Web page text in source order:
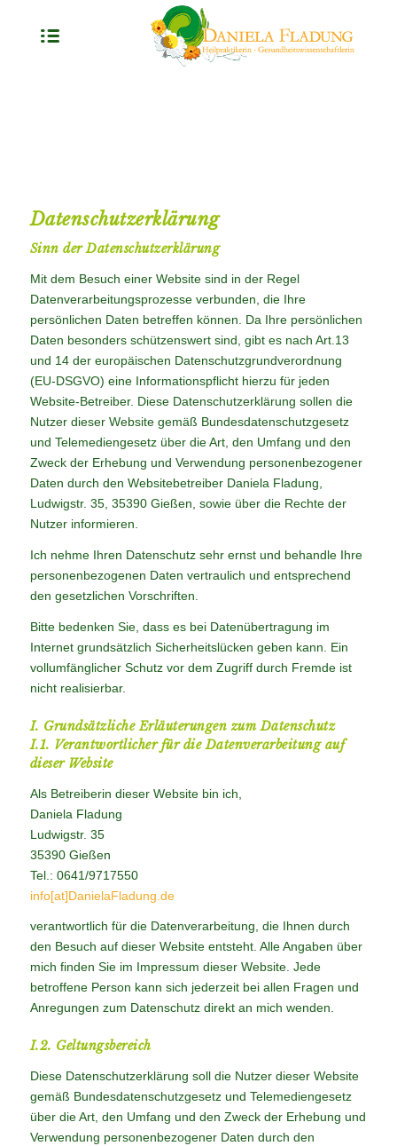
Datenschutzerklärung
Sinn der Datenschutzerklärung
Mit dem Besuch einer Website sind in der Regel
Datenverarbeitungsprozesse verbunden, die Ihre
persönlichen Daten betreffen können. Da Ihre persönlichen
Daten besonders schützenswert sind, gibt es nach Art.13
und 14 der europäischen Datenschutzgrundverordnung
(EU-DSGVO) eine Informationspflicht hierzu für jeden
Website-Betreiber. Diese Datenschutzerklärung sollen die
Nutzer dieser Website gemäß Bundesdatenschutzgesetz
und Telemediengesetz über die Art, den Umfang und den
Zweck der Erhebung und Verwendung personenbezogener
Daten durch den Websitebetreiber Daniela Fladung,
Ludwigstr. 35, 35390 Gießen, sowie über die Rechte der
Nutzer informieren.
Ich nehme Ihren Datenschutz sehr ernst und behandle Ihre
personenbezogenen Daten vertraulich und entsprechend
den gesetzlichen Vorschriften.
Bitte bedenken Sie, dass es bei Datenübertragung im
Internet grundsätzlich Sicherheitslücken geben kann. Ein
vollumfänglicher Schutz vor dem Zugriff durch Fremde ist
nicht realisierbar.
I. Grundsätzliche Erläuterungen zum Datenschutz
I.1. Verantwortlicher für die Datenverarbeitung auf
dieser Website
Als Betreiberin dieser Website bin ich,
Daniela Fladung
Ludwigstr. 35
35390 Gießen
Tel.: 0641/9717550
info[at]DanielaFladung.de
verantwortlich für die Datenverarbeitung, die Ihnen durch
den Besuch auf dieser Website entsteht. Alle Angaben über
mich finden Sie im Impressum dieser Website. Jede
betroffene Person kann sich jederzeit bei allen Fragen und
Anregungen zum Datenschutz direkt an mich wenden.
I.2. Geltungsbereich
Diese Datenschutzerklärung soll die Nutzer dieser Website
gemäß Bundesdatenschutzgesetz und Telemediengesetz
über die Art, den Umfang und den Zweck der Erhebung und
Verwendung personenbezogener Daten durch den